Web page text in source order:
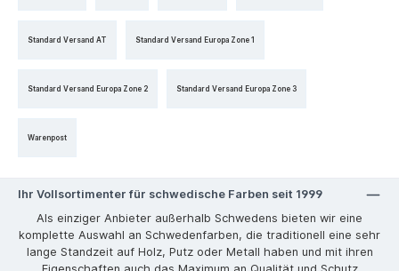
Standard Versand AT Standard Versand Europa Zone 1
Standard Versand Europa Zone 2 Standard Versand Europa Zone 3
Warenpost
Ihr Vollsortimenter für schwedische Farben seit 1999
Als einziger Anbieter außerhalb Schwedens bieten wir eine
komplette Auswahl an Schwedenfarben, die traditionell eine sehr
lange Standzeit auf Holz, Putz oder Metall haben und mit ihren